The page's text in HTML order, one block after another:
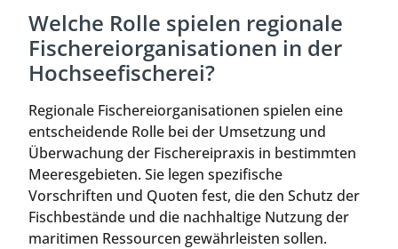
Welche Rolle spielen regionale
Fischereiorganisationen in der
Hochseefischerei?
Regionale Fischereiorganisationen spielen eine
entscheidende Rolle bei der Umsetzung und
Überwachung der Fischereipraxis in bestimmten
Meeresgebieten. Sie legen spezifische
Vorschriften und Quoten fest, die den Schutz der
Fischbestände und die nachhaltige Nutzung der
maritimen Ressourcen gewährleisten sollen.